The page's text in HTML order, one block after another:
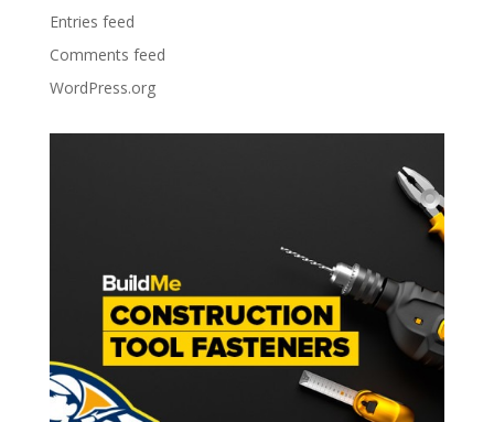
Entries feed
Comments feed
WordPress.org